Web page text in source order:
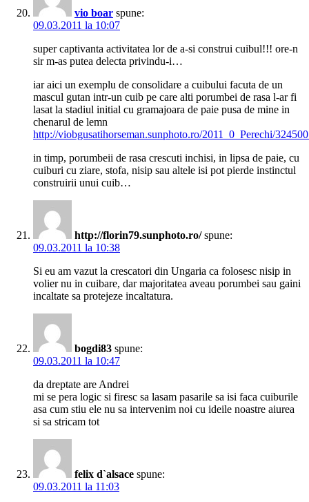
vio boar spune:
09.03.2011 la 10:07
super captivanta activitatea lor de a-si construi cuibul!!! ore-n
sir m-as putea delecta privindu-i…
iar aici un exemplu de consolidare a cuibului facuta de un
mascul gutan intr-un cuib pe care alti porumbei de rasa l-ar fi
lasat la stadiul initial cu gramajoara de paie pusa de mine in
chenarul de lemn
http://viobgusatihorseman.sunphoto.ro/2011_0_Perechi/
in timp, porumbeii de rasa crescuti inchisi, in lipsa de paie, cu
cuiburi cu ziare, stofa, nisip sau altele isi pot pierde instinctul
construirii unui cuib…
http://florin79.sunphoto.ro/ spune:
09.03.2011 la 10:38
Si eu am vazut la crescatori din Ungaria ca folosesc nisip in
volier nu in cuibare, dar majoritatea aveau porumbei sau gaini
incaltate sa protejeze incaltatura.
bogdi83 spune:
09.03.2011 la 10:47
da dreptate are Andrei
mi se pera logic si firesc sa lasam pasarile sa isi faca cuiburile
asa cum stiu ele nu sa intervenim noi cu ideile noastre aiurea
si sa stricam tot
felix d`alsace spune:
09.03.2011 la 11:03